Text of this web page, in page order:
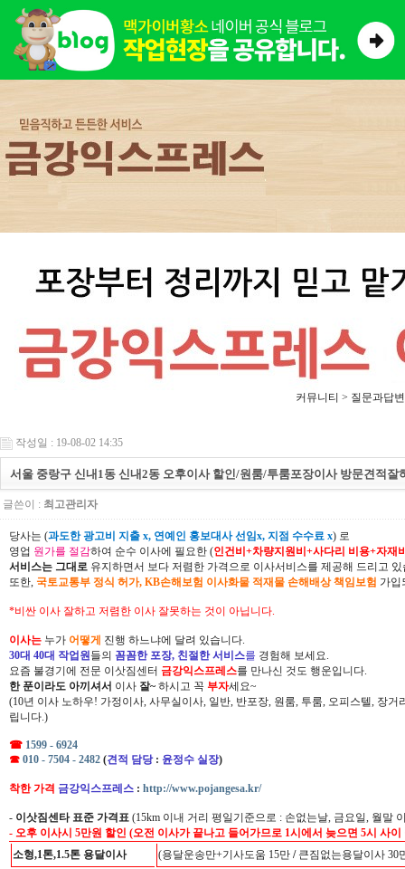
커뮤니티 > 질문과답변
작성일 : 19-08-02 14:35
서울 중랑구 신내1동 신내2동 오후이사 할인/원룸/투룸포장이사 방문견적잘
글쓴이 : 최고관리자
당사는 (과도한 광고비 지출 x, 연예인 홍보대사 선임x, 지점 수수료 x) 로
영업 원가를 절감하여 순수 이사에 필요한 (인건비+차량지원비+사다리 비용+자재
서비스는 그대로 유지하면서 보다 저렴한 가격으로 이사서비스를 제공해 드리고 있
또한, 국토교통부 정식 허가, KB손해보험 이사화물 적재물 손해배상 책임보험 가입
*비싼 이사 잘하고 저렴한 이사 잘못하는 것이 아닙니다.
이사는 누가 어떻게 진행 하느냐에 달려 있습니다.
30대 40대 작업원들의 꼼꼼한 포장, 친절한 서비스를 경험해 보세요.
요즘 불경기에 전문 이삿짐센터 금강익스프레스를 만나신 것도 행운입니다.
한 푼이라도 아끼셔서 이사 잘~ 하시고 꼭 부자세요~
(10년 이사 노하우! 가정이사, 사무실이사, 일반, 반포장, 원룸, 투룸, 오피스텔, 장
립니다.)
☎ 1599 - 6924
☎ 010 - 7504 - 2482 (견적 담당 : 윤정수 실장)
착한 가격 금강익스프레스 : http://www.pojangesa.kr/
- 이삿짐센타 표준 가격표 (15km 이내 거리 평일기준으로 : 손없는날, 금요일, 월말
- 오후 이사시 5만원 할인 (오전 이사가 끝나고 들어가므로 1시에서 늦으면 5시 사
소형,1톤,1.5톤 용달이사
(용달운송만+기사도움 15만 /큰짐없는용달이사 30